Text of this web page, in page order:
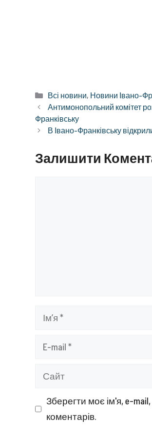
Категорії
Всі новини, Новини Івано-
Антимонопольний комітет
Франківську
В Івано-Франківську
Залишити
Ім’я
Сайт
Зберегти моє ім'я, e-
коментарів.